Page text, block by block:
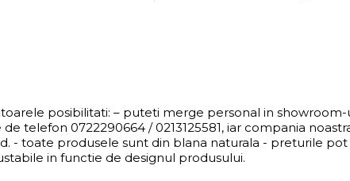
posibilitati: – puteti merge personal in
telefon 0722290664 / 0213125581, iar compania
- toate produsele sunt din blana naturala - preturile
in functie de designul produsului.